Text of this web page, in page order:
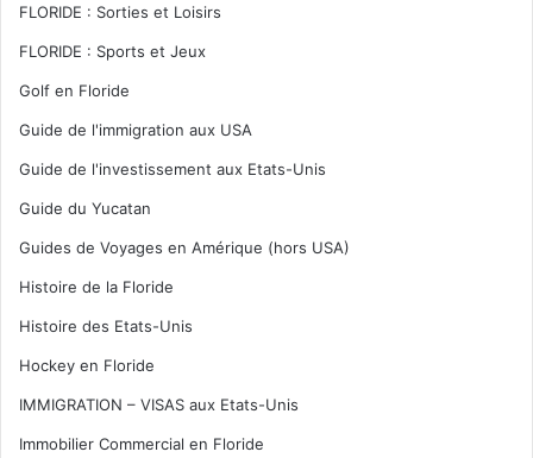
FLORIDE : Sorties et Loisirs
FLORIDE : Sports et Jeux
Golf en Floride
Guide de l'immigration aux USA
Guide de l'investissement aux Etats-Unis
Guide du Yucatan
Guides de Voyages en Amérique (hors USA)
Histoire de la Floride
Histoire des Etats-Unis
Hockey en Floride
IMMIGRATION – VISAS aux Etats-Unis
Immobilier Commercial en Floride